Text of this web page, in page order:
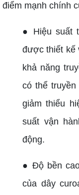
điểm mạnh chính
● Hiệu suất
được thiết kế
khả năng
có thể
giảm thiểu
suất vận
động.
● Độ bền
của dây